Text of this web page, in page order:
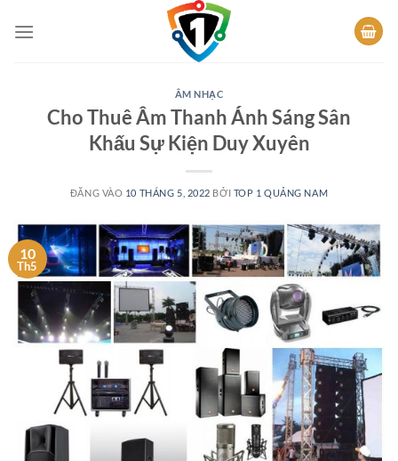
qua
ÂM NHẠC
Cho Thuê Âm Thanh Ánh Sáng Sân
Khấu Sự Kiện Duy Xuyên
ĐĂNG VÀO 10 THÁNG 5, 2022 BỞI TOP 1 QUẢNG NAM
10
Th5